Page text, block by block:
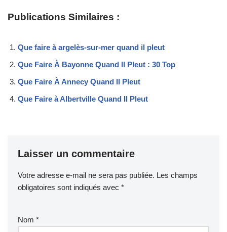
Publications Similaires :
Que faire à argelès-sur-mer quand il pleut
Que Faire À Bayonne Quand Il Pleut : 30 Top
Que Faire À Annecy Quand Il Pleut
Que Faire à Albertville Quand Il Pleut
Laisser un commentaire
Votre adresse e-mail ne sera pas publiée. Les champs
obligatoires sont indiqués avec *
Nom *